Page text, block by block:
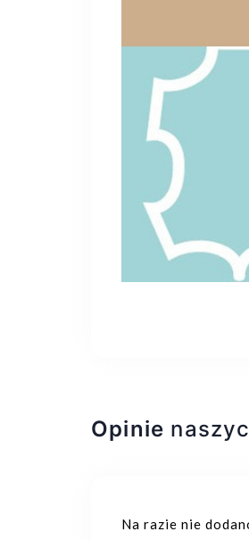
Opinie
Na razie nie